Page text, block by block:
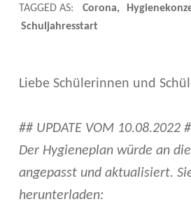
G
E
K
O
TAGGED AS:
Corona
Schuljahresstart
Liebe Schülerinnen und
## UPDATE VOM 10.08.2022
Der Hygieneplan würde an
angepasst und aktualisiert.
herunterladen: